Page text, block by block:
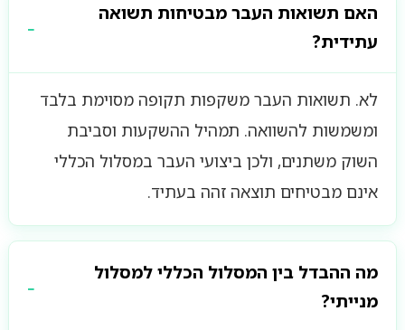
האם תשואות העבר מבטיחות תשואה
עתידית?
לא. תשואות העבר משקפות תקופה מסוימת בלבד
ומשמשות להשוואה. תמהיל ההשקעות וסביבת
השוק משתנים, ולכן ביצועי העבר במסלול הכללי
אינם מבטיחים תוצאה זהה בעתיד.
מה ההבדל בין המסלול הכללי למסלול
מנייתי?